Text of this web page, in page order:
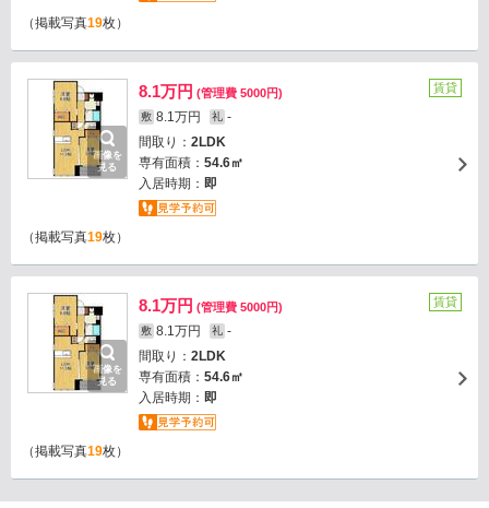
（掲載写真19枚）
画像を
見る
8.1万円 (管理費 5000円)
敷 8.1万円 礼 -
間取り： 2LDK
専有面積： 54.6㎡
入居時期： 即
賃貸
（掲載写真19枚）
画像を
見る
8.1万円 (管理費 5000円)
敷 8.1万円 礼 -
間取り： 2LDK
専有面積： 54.6㎡
入居時期： 即
賃貸
（掲載写真19枚）